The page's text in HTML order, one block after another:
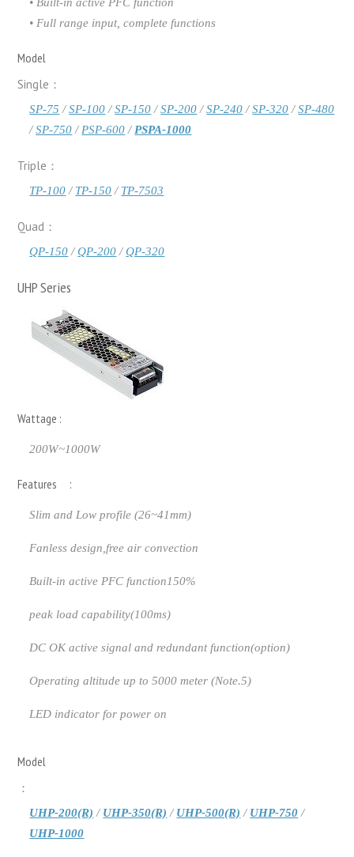
• Built-in active PFC function
• Full range input, complete functions
Model
Single：
SP-75 /SP-100/SP-150/SP-200/SP-240/SP-320/SP-480
/SP-750/PSP-600/PSPA-1000
Triple：
TP-100/ TP-150/ TP-7503
Quad：
QP-150/QP-200/QP-320
UHP Series
Wattage :
200W~1000W
Features :
Slim and Low profile (26~41mm)
Fanless design,free air convection
Built-in active PFC function150%
peak load capability(100ms)
DC OK active signal and redundant function(option)
Operating altitude up to 5000 meter (Note.5)
LED indicator for power on
Model
：
UHP-200(R) / UHP-350(R) / UHP-500(R) / UHP-750/
UHP-1000